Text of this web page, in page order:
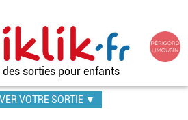
des sorties pour enfants
VOTRE SORTIE ▼